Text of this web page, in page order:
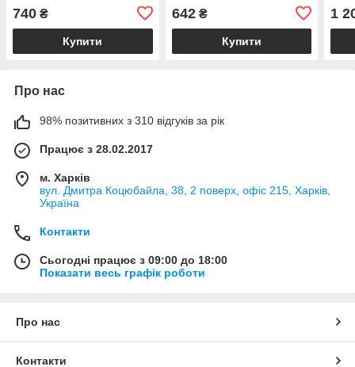
740 ₴
Купити
642₴
Купити
1
Про нас
98% позитивних з 310 відгуків за рік
Працює з 28.02.2017
м. Харків
вул. Дмитра Коцюбайла, 38, 2 поверх, офіс 215, Харків,
Україна
Контакти
Сьогодні працює з 09:00 до 18:00
Показати весь графік роботи
Про нас
Контакти